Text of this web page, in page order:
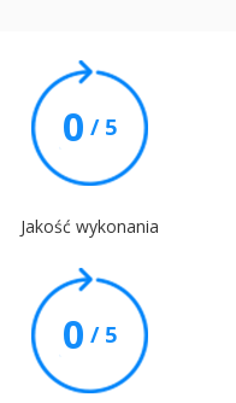
0 / 5
Jakość wykonania
0 / 5